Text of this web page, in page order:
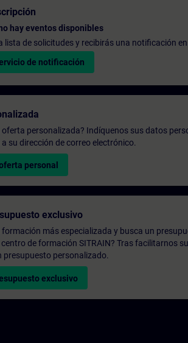
hay eventos disponibles
lista de solicitudes y recibirás una notificación
de notificación
oferta personalizada? Indíquenos sus datos
su dirección de correo electrónico.
personal
exclusivo
más especializada y busca un
de formación SITRAIN? Tras facilitarnos
presupuesto personalizado.
exclusivo